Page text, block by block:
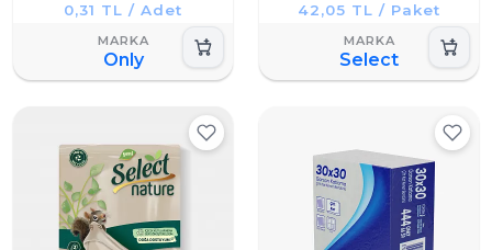
0,31 TL / Adet
Only
42,05 TL / Paket
Select